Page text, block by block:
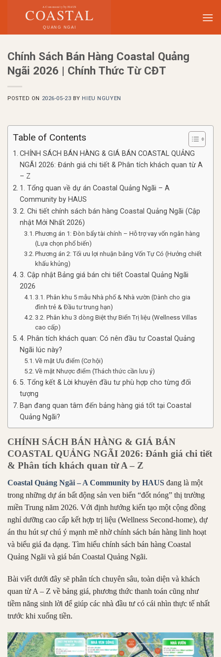
Chính Sách Bán Hàng Coastal Quảng
Ngãi 2026 | Chính Thức Từ CĐT
POSTED ON 2026-05-23 BY HIEU NGUYEN
Table of Contents
CHÍNH SÁCH BÁN HÀNG & GIÁ BÁN COASTAL QUẢNG
NGÃI 2026: Đánh giá chi tiết & Phân tích khách quan từ A
– Z
1. Tổng quan về dự án Coastal Quảng Ngãi – A
Community by HAUS
2. Chi tiết chính sách bán hàng Coastal Quảng Ngãi (Cập
nhật Mới Nhất 2026)
Phương án 1: Đòn bẩy tài chính – Hỗ trợ vay vốn ngân hàng
(Lựa chọn phổ biến)
Phương án 2: Tối ưu lợi nhuận bằng Vốn Tự Có (Hưởng chiết
khấu khủng)
3. Cập nhật Bảng giá bán chi tiết Coastal Quảng Ngãi
2026
3.1. Phân khu 5 mẫu Nhà phố & Nhà vườn (Dành cho gia
đình trẻ & Đầu tư trung hạn)
3.2. Phân khu 3 dòng Biệt thự Biển Trị liệu (Wellness Villas
cao cấp)
4. Phân tích khách quan: Có nên đầu tư Coastal Quảng
Ngãi lúc này?
Về mặt Ưu điểm (Cơ hội)
Về mặt Nhược điểm (Thách thức cần lưu ý)
5. Tổng kết & Lời khuyên đầu tư phù hợp cho từng đối
tượng
Bạn đang quan tâm đến bảng hàng giá tốt tại Coastal
Quảng Ngãi?
CHÍNH SÁCH BÁN HÀNG & GIÁ BÁN
COASTAL QUẢNG NGÃI 2026: Đánh giá chi tiết
& Phân tích khách quan từ A – Z
Coastal Quảng Ngãi – A Community by HAUS đang là một
trong những dự án bất động sản ven biển “đốt nóng” thị trường
miền Trung năm 2026. Với định hướng kiến tạo một cộng đồng
nghỉ dưỡng cao cấp kết hợp trị liệu (Wellness Second-home), dự
án thu hút sự chú ý mạnh mẽ nhờ chính sách bán hàng linh hoạt
và biểu giá đa dạng. Tìm hiểu chính sách bán hàng Coastal
Quảng Ngãi và giá bán Coastal Quảng Ngãi.
Bài viết dưới đây sẽ phân tích chuyên sâu, toàn diện và khách
quan từ A – Z về bảng giá, phương thức thanh toán cũng như
tiềm năng sinh lời để giúp các nhà đầu tư có cái nhìn thực tế nhất
trước khi xuống tiền.